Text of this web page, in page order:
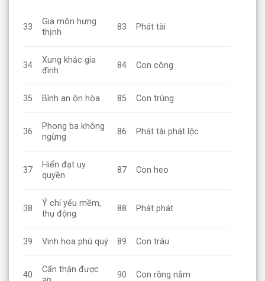
33
Gia môn hưng
thịnh
83 Phát tài
34
Xung khắc gia
đình
84 Con công
35 Bình an ôn hòa 85 Con trùng
36
Phong ba không
ngừng
86 Phát tài phát lộc
37
Hiển đạt uy
quyền
87 Con heo
38
Ý chí yếu mềm,
thụ động
88 Phát phát
39 Vinh hoa phú quý 89 Con trâu
40
Cẩn thận được
90 Con rồng nằm